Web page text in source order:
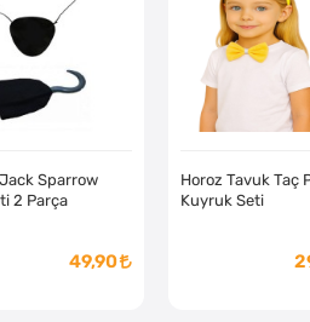
Sparrow
2 Parça
49,90
Horoz Tavuk Taç
Kuyruk Seti